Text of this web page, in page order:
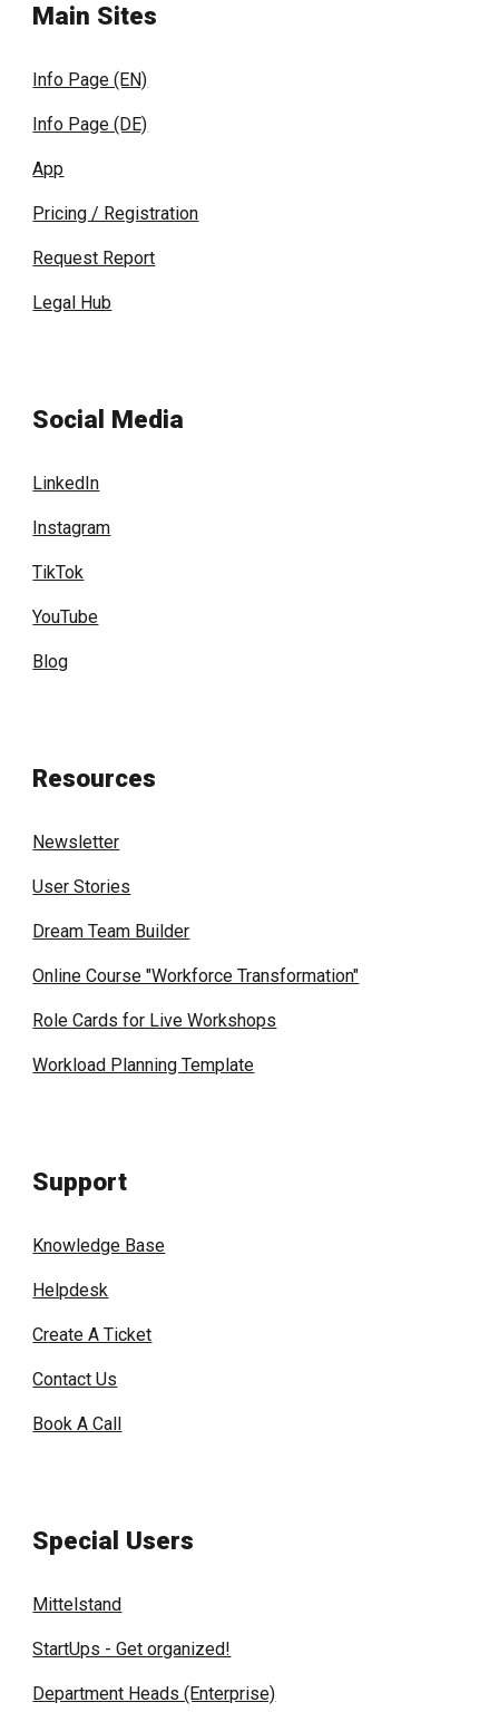
Main Sites
Info Page (EN)
Info Page (DE)
App
Pricing / Registration
Request Report
Legal Hub
Social Media
LinkedIn
Instagram
TikTok
YouTube
Blog
Resources
Newsletter
User Stories
Dream Team Builder
Online Course "Workforce Transformation"
Role Cards for Live Workshops
Workload Planning Template
Support
Knowledge Base
Helpdesk
Create A Ticket
Contact Us
Book A Call
Special Users
Mittelstand
StartUps - Get organized!
Department Heads (Enterprise)